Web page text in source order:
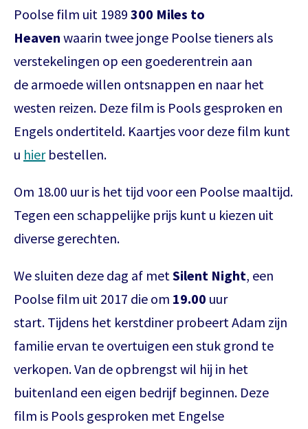
E-mailadres
Het theaterabonnement á €110 geeft
gratis toegang tot totaal 17
voorstellingen.
waardoor per voorstelling maar één
kaart gratis besteld kan worden. Bij
bestelling van meerdere kaarten
worden de extra kaarten in rekening
een mailtje naar
theater@decultuurschuur.nl. Als
Poolse film uit 1989 300 Miles to
Heaven waarin twee jonge Poolse tieners als
verstekelingen op een goederentrein aan
de armoede willen ontsnappen en naar het
westen reizen. Deze film is Pools gesproken en
Engels ondertiteld. Kaartjes voor deze film kunt
u hierbestellen.
Om 18.00 uur is het tijd voor een Poolse maaltijd.
Tegen een schappelijke prijs kunt u kiezen uit
diverse gerechten.
We sluiten deze dag af met Silent Night, een
Poolse film uit 2017 die om 19.00 uur
start. Tijdens het kerstdiner probeert Adam zijn
familie ervan te overtuigen een stuk grond te
verkopen. Van de opbrengst wil hij in het
buitenland een eigen bedrijf beginnen. Deze
film is Pools gesproken met Engelse